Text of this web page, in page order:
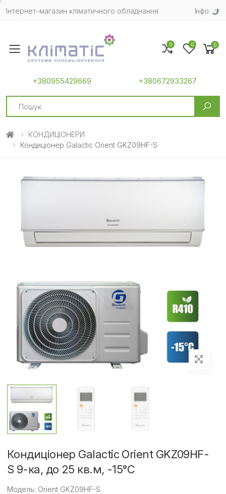
Інтернет-магазин кліматичного обладнання Iнфо
Toggle mobile menu
+380955429669 +380672933267
Search
0 0 0
КОНДИЦІОНЕРИ
Кондиціонер Galactic Orient GKZ09HF-S
Кондиціонер Galactic Orient GKZ09HF-
S 9-ка, до 25 кв.м, -15°C
Модель: Orient GKZ09HF-S